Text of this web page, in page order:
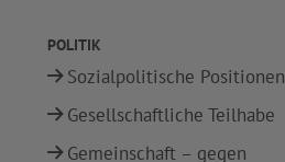
POLITIK
Sozialpolitische Positionen
Gesellschaftliche Teilhabe
Gemeinschaft – gegen